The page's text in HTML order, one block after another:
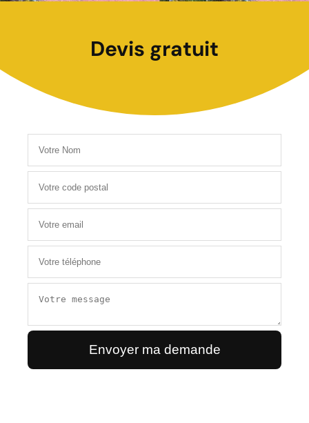
Devis gratuit